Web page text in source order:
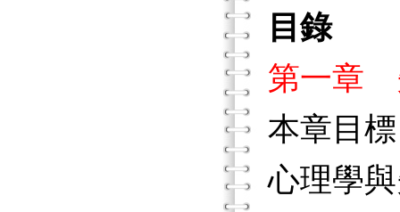
目錄
第一章
本章目標
心理學